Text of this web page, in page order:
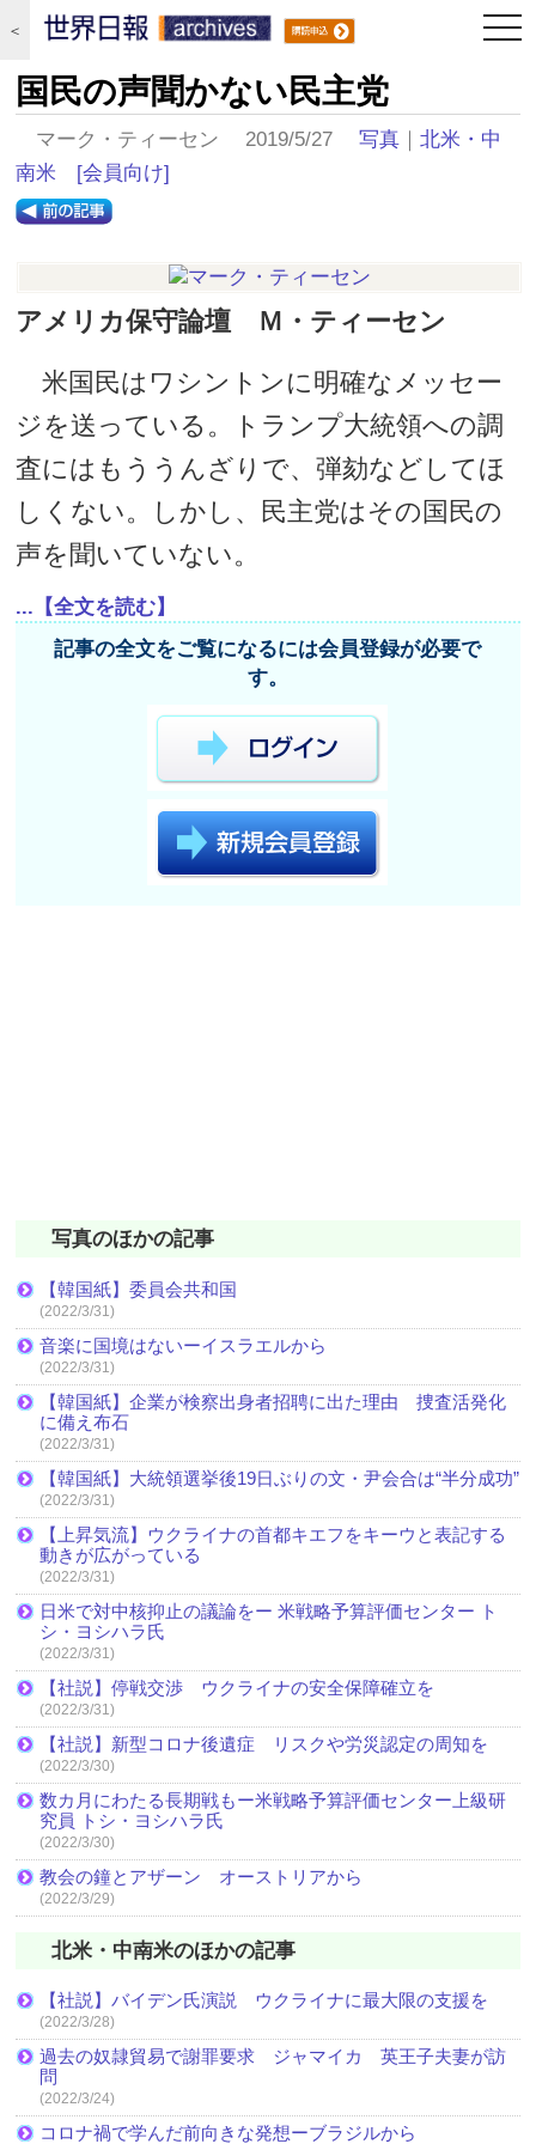
＜
国民の声聞かない民主党
マーク・ティーセン 2019/5/27写真 ｜北米・中
南米
[会員向け]
アメリカ保守論壇 Ｍ・ティーセン
米国民はワシントンに明確なメッセー
ジを送っている。トランプ大統領への調
査にはもううんざりで、弾劾などしてほ
しくない。しかし、民主党はその国民の
声を聞いていない。
...【全文を読む】
記事の全文をご覧になるには会員登録が必要で
す。
写真のほかの記事
【韓国紙】委員会共和国
(2022/3/31)
音楽に国境はないーイスラエルから
(2022/3/31)
【韓国紙】企業が検察出身者招聘に出た理由 捜査活発化
に備え布石
(2022/3/31)
【韓国紙】大統領選挙後19日ぶりの文・尹会合は“半分成功”
(2022/3/31)
【上昇気流】ウクライナの首都キエフをキーウと表記する
動きが広がっている
(2022/3/31)
日米で対中核抑止の議論をー 米戦略予算評価センター ト
シ・ヨシハラ氏
(2022/3/31)
【社説】停戦交渉 ウクライナの安全保障確立を
(2022/3/31)
【社説】新型コロナ後遺症 リスクや労災認定の周知を
(2022/3/30)
数カ月にわたる長期戦もー米戦略予算評価センター上級研
究員 トシ・ヨシハラ氏
(2022/3/30)
教会の鐘とアザーン オーストリアから
(2022/3/29)
北米・中南米のほかの記事
【社説】バイデン氏演説 ウクライナに最大限の支援を
(2022/3/28)
過去の奴隷貿易で謝罪要求 ジャマイカ 英王子夫妻が訪
問
(2022/3/24)
コロナ禍で学んだ前向きな発想ーブラジルから